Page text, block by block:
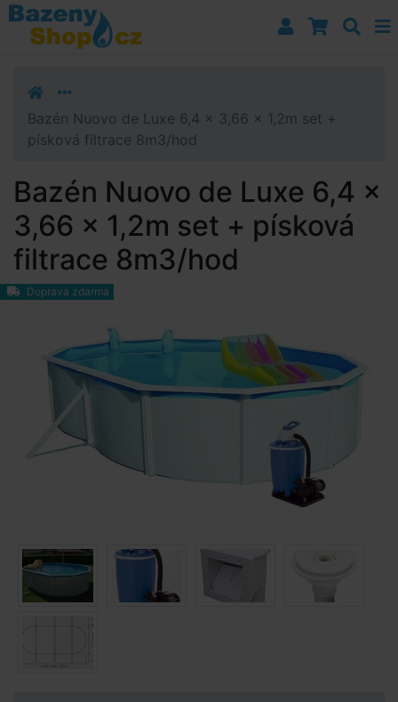
Přejít k navigaci
Přejít na obsah
Přejít k postrannímu sloupci
Bazén Nuovo de Luxe 6,4 x 3,66 x 1,2m set +
písková filtrace 8m3/hod
Bazén Nuovo de Luxe 6,4 x
3,66 x 1,2m set + písková
filtrace 8m3/hod
Doprava zdarma